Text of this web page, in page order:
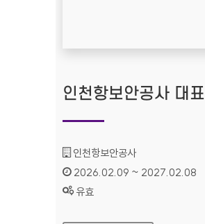
인천항보안공사 대표
기관명 :
인천항보안공사
인증기간 :
2026.02.09 ~ 2027.02.08
상태 :
유효